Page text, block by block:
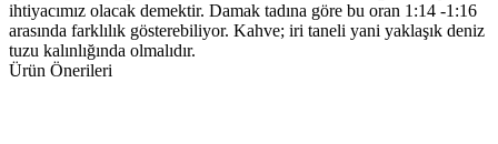
ihtiyacımız olacak demektir. Damak tadına göre bu oran 1:14 -1:16
arasında farklılık gösterebiliyor. Kahve; iri taneli yani yaklaşık deniz
tuzu kalınlığında olmalıdır.
Ürün Önerileri